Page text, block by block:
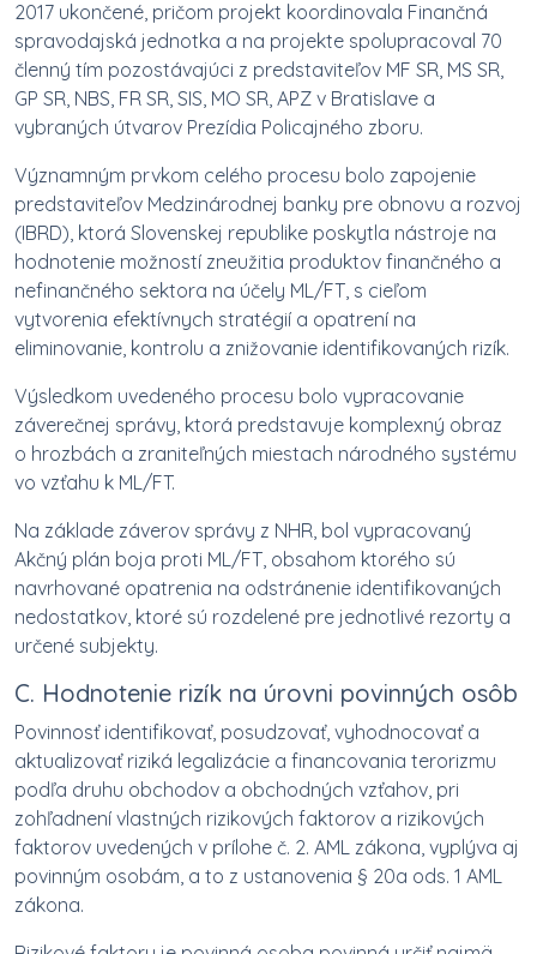
2017 ukončené, pričom projekt koordinovala Finančná
spravodajská jednotka a na projekte spolupracoval 70
členný tím pozostávajúci z predstaviteľov MF SR, MS SR,
GP SR, NBS, FR SR, SIS, MO SR, APZ v Bratislave a
vybraných útvarov Prezídia Policajného zboru.
Významným prvkom celého procesu bolo zapojenie
predstaviteľov Medzinárodnej banky pre obnovu a rozvoj
(IBRD), ktorá Slovenskej republike poskytla nástroje na
hodnotenie možností zneužitia produktov finančného a
nefinančného sektora na účely ML/FT, s cieľom
vytvorenia efektívnych stratégií a opatrení na
eliminovanie, kontrolu a znižovanie identifikovaných rizík.
Výsledkom uvedeného procesu bolo vypracovanie
záverečnej správy, ktorá predstavuje komplexný obraz
o hrozbách a zraniteľných miestach národného systému
vo vzťahu k ML/FT.
Na základe záverov správy z NHR, bol vypracovaný
Akčný plán boja proti ML/FT, obsahom ktorého sú
navrhované opatrenia na odstránenie identifikovaných
nedostatkov, ktoré sú rozdelené pre jednotlivé rezorty a
určené subjekty.
C. Hodnotenie rizík na úrovni povinných osôb
Povinnosť identifikovať, posudzovať, vyhodnocovať a
aktualizovať riziká legalizácie a financovania terorizmu
podľa druhu obchodov a obchodných vzťahov, pri
zohľadnení vlastných rizikových faktorov a rizikových
faktorov uvedených v prílohe č. 2. AML zákona, vyplýva aj
povinným osobám, a to z ustanovenia § 20a ods. 1 AML
zákona.